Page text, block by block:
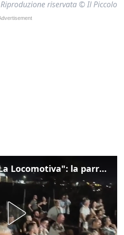
Riproduzione riservata © Il Piccolo
Marghera canta "La Locomotiva": la parrocchia della Cita ricorda Guccini